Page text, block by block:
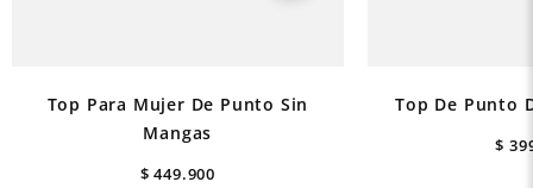
Top Para Mujer De Punto Sin
Mangas
$ 449.900
Top De Punto
$